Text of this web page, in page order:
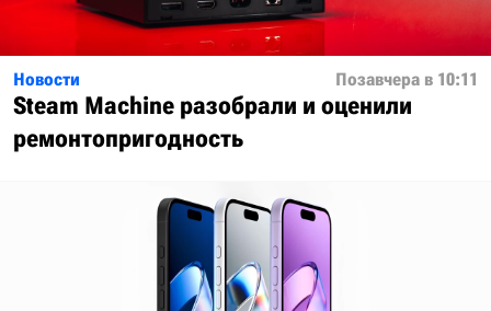
Новости Позавчера в 10:11
Steam Machine разобрали и оценили
ремонтопригодность